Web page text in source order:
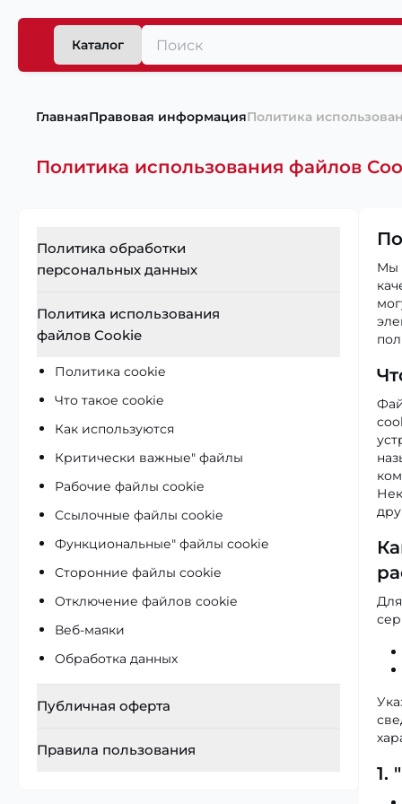
Каталог
ГлавнаяПравовая информацияПолитика
Политика использования файлов
Политика обработки
персональных данных
Определения
Порядок и условия обработки
обработки и субъекты
Права субъектов персональных данных
Порядок ответа на запросы субъектов
персональных данных
Изменение Политики
Политика использования
файлов Cookie
Политика cookie
Что такое cookie
Как используются
Критически важные" файлы
Рабочие файлы cookie
Ссылочные файлы cookie
Функциональные" файлы cookie
Сторонние файлы cookie
Отключение файлов cookie
Веб-маяки
Обработка данных
Публичная оферта
Правила пользования
Мы
1.